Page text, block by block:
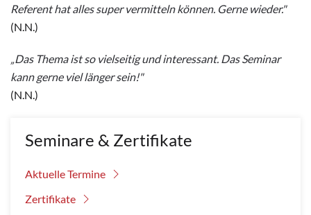
Referent hat alles super vermitteln können. Gerne wieder."
(N.N.)
„Das Thema ist so vielseitig und interessant. Das Seminar
kann gerne viel länger sein!"
(N.N.)
Seminare & Zertifikate
Aktuelle Termine
Zertifikate